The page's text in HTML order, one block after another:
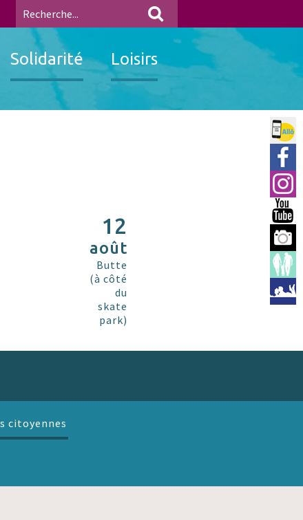
Solidarité Loisirs
Allo
Ville
You
12
août
Butte
(à côté
du
skate
park)
citoyennes